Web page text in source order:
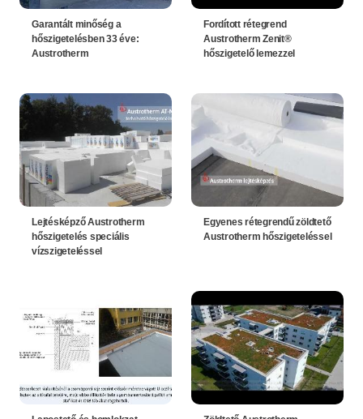
Garantált minőség a
hőszigetelésben 33 éve:
Austrotherm
Fordított rétegrend
Austrotherm Zenit®
hőszigetelő lemezzel
Lejtésképző Austrotherm
hőszigetelés speciális
vízszigeteléssel
Egyenes rétegrendű zöldtető
Austrotherm hőszigeteléssel